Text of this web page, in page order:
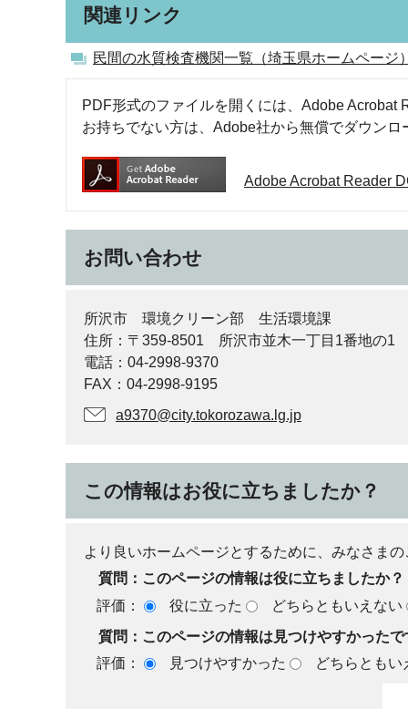
関連リンク
民間の水質検査機関一覧（埼玉県ホームページ
PDF形式のファイルを開くには、Adobe
お持ちでない方は、Adobe社から無償でダウンロ
Adobe Acrobat Reader
お問い合わせ
所沢市 環境クリーン部 生活環境課
住所：〒359-8501 所沢市並木一丁目1番地の1
電話：04-2998-9370
FAX：04-2998-9195
a9370@city.tokorozawa.lg.jp
この情報はお役に立ちましたか？
より良いホームページとするために、みなさま
質問：このページの情報は役に立ちましたか？
評価：
役に立った
どちらともいえない
質問：このページの情報は見つけやすかったで
評価：
見つけやすかった どちらともい